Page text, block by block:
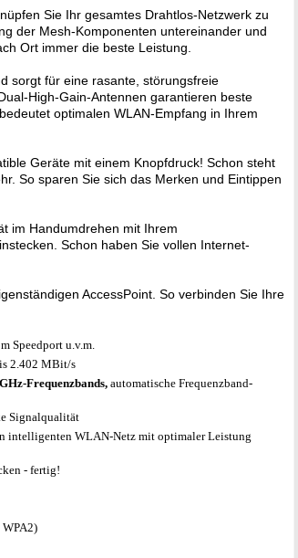
Sie Ihr gesamtes Drahtlos-Netzwerk zu
der Mesh-Komponenten untereinander und
Ort immer die beste Leistung.
sorgt für eine rasante, störungsfreie
High-Gain-Antennen garantieren beste
optimalen WLAN-Empfang in Ihrem
Geräte mit einem Knopfdruck! Schon steht
So sparen Sie sich das Merken und Eintippen
im Handumdrehen mit Ihrem
Schon haben Sie vollen Internet-
AccessPoint. So verbinden Sie Ihre
Speedport u.v.m.
2.402 MBit/s
Frequenzbands,automatische Frequenzband-
Signalqualität
intelligenten WLAN-Netz mit optimaler Leistung
- fertig!